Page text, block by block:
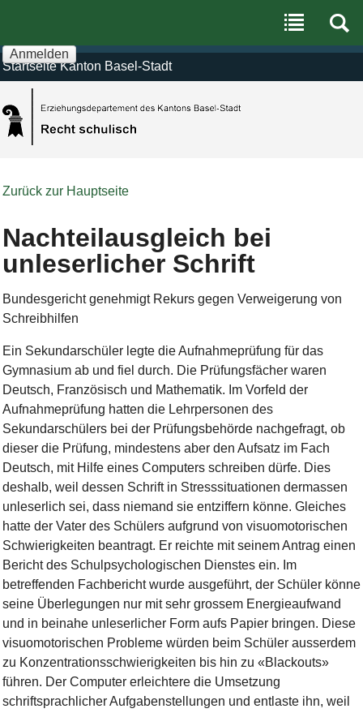
Startseite Kanton Basel-Stadt
Anmelden
|
Direkt
zur
Navigation
Zurück zur Hauptseite
Nachteilausgleich bei
unleserlicher Schrift
Bundesgericht genehmigt Rekurs gegen Verweigerung von
Schreibhilfen
Ein Sekundarschüler legte die Aufnahmeprüfung für das
Gymnasium ab und fiel durch. Die Prüfungsfächer waren
Deutsch, Französisch und Mathematik. Im Vorfeld der
Aufnahmeprüfung hatten die Lehrpersonen des
Sekundarschülers bei der Prüfungsbehörde nachgefragt, ob
dieser die Prüfung, mindestens aber den Aufsatz im Fach
Deutsch, mit Hilfe eines Computers schreiben dürfe. Dies
deshalb, weil dessen Schrift in Stresssituationen dermassen
unleserlich sei, dass niemand sie entziffern könne. Gleiches
hatte der Vater des Schülers aufgrund von visuomotorischen
Schwierigkeiten beantragt. Er reichte mit seinem Antrag einen
Bericht des Schulpsychologischen Dienstes ein. Im
betreffenden Fachbericht wurde ausgeführt, der Schüler könne
seine Überlegungen nur mit sehr grossem Energieaufwand
und in beinahe unleserlicher Form aufs Papier bringen. Diese
visuomotorischen Probleme würden beim Schüler ausserdem
zu Konzentrationsschwierigkeiten bis hin zu «Blackouts»
führen. Der Computer erleichtere die Umsetzung
schriftsprachlicher Aufgabenstellungen und entlaste ihn, weil